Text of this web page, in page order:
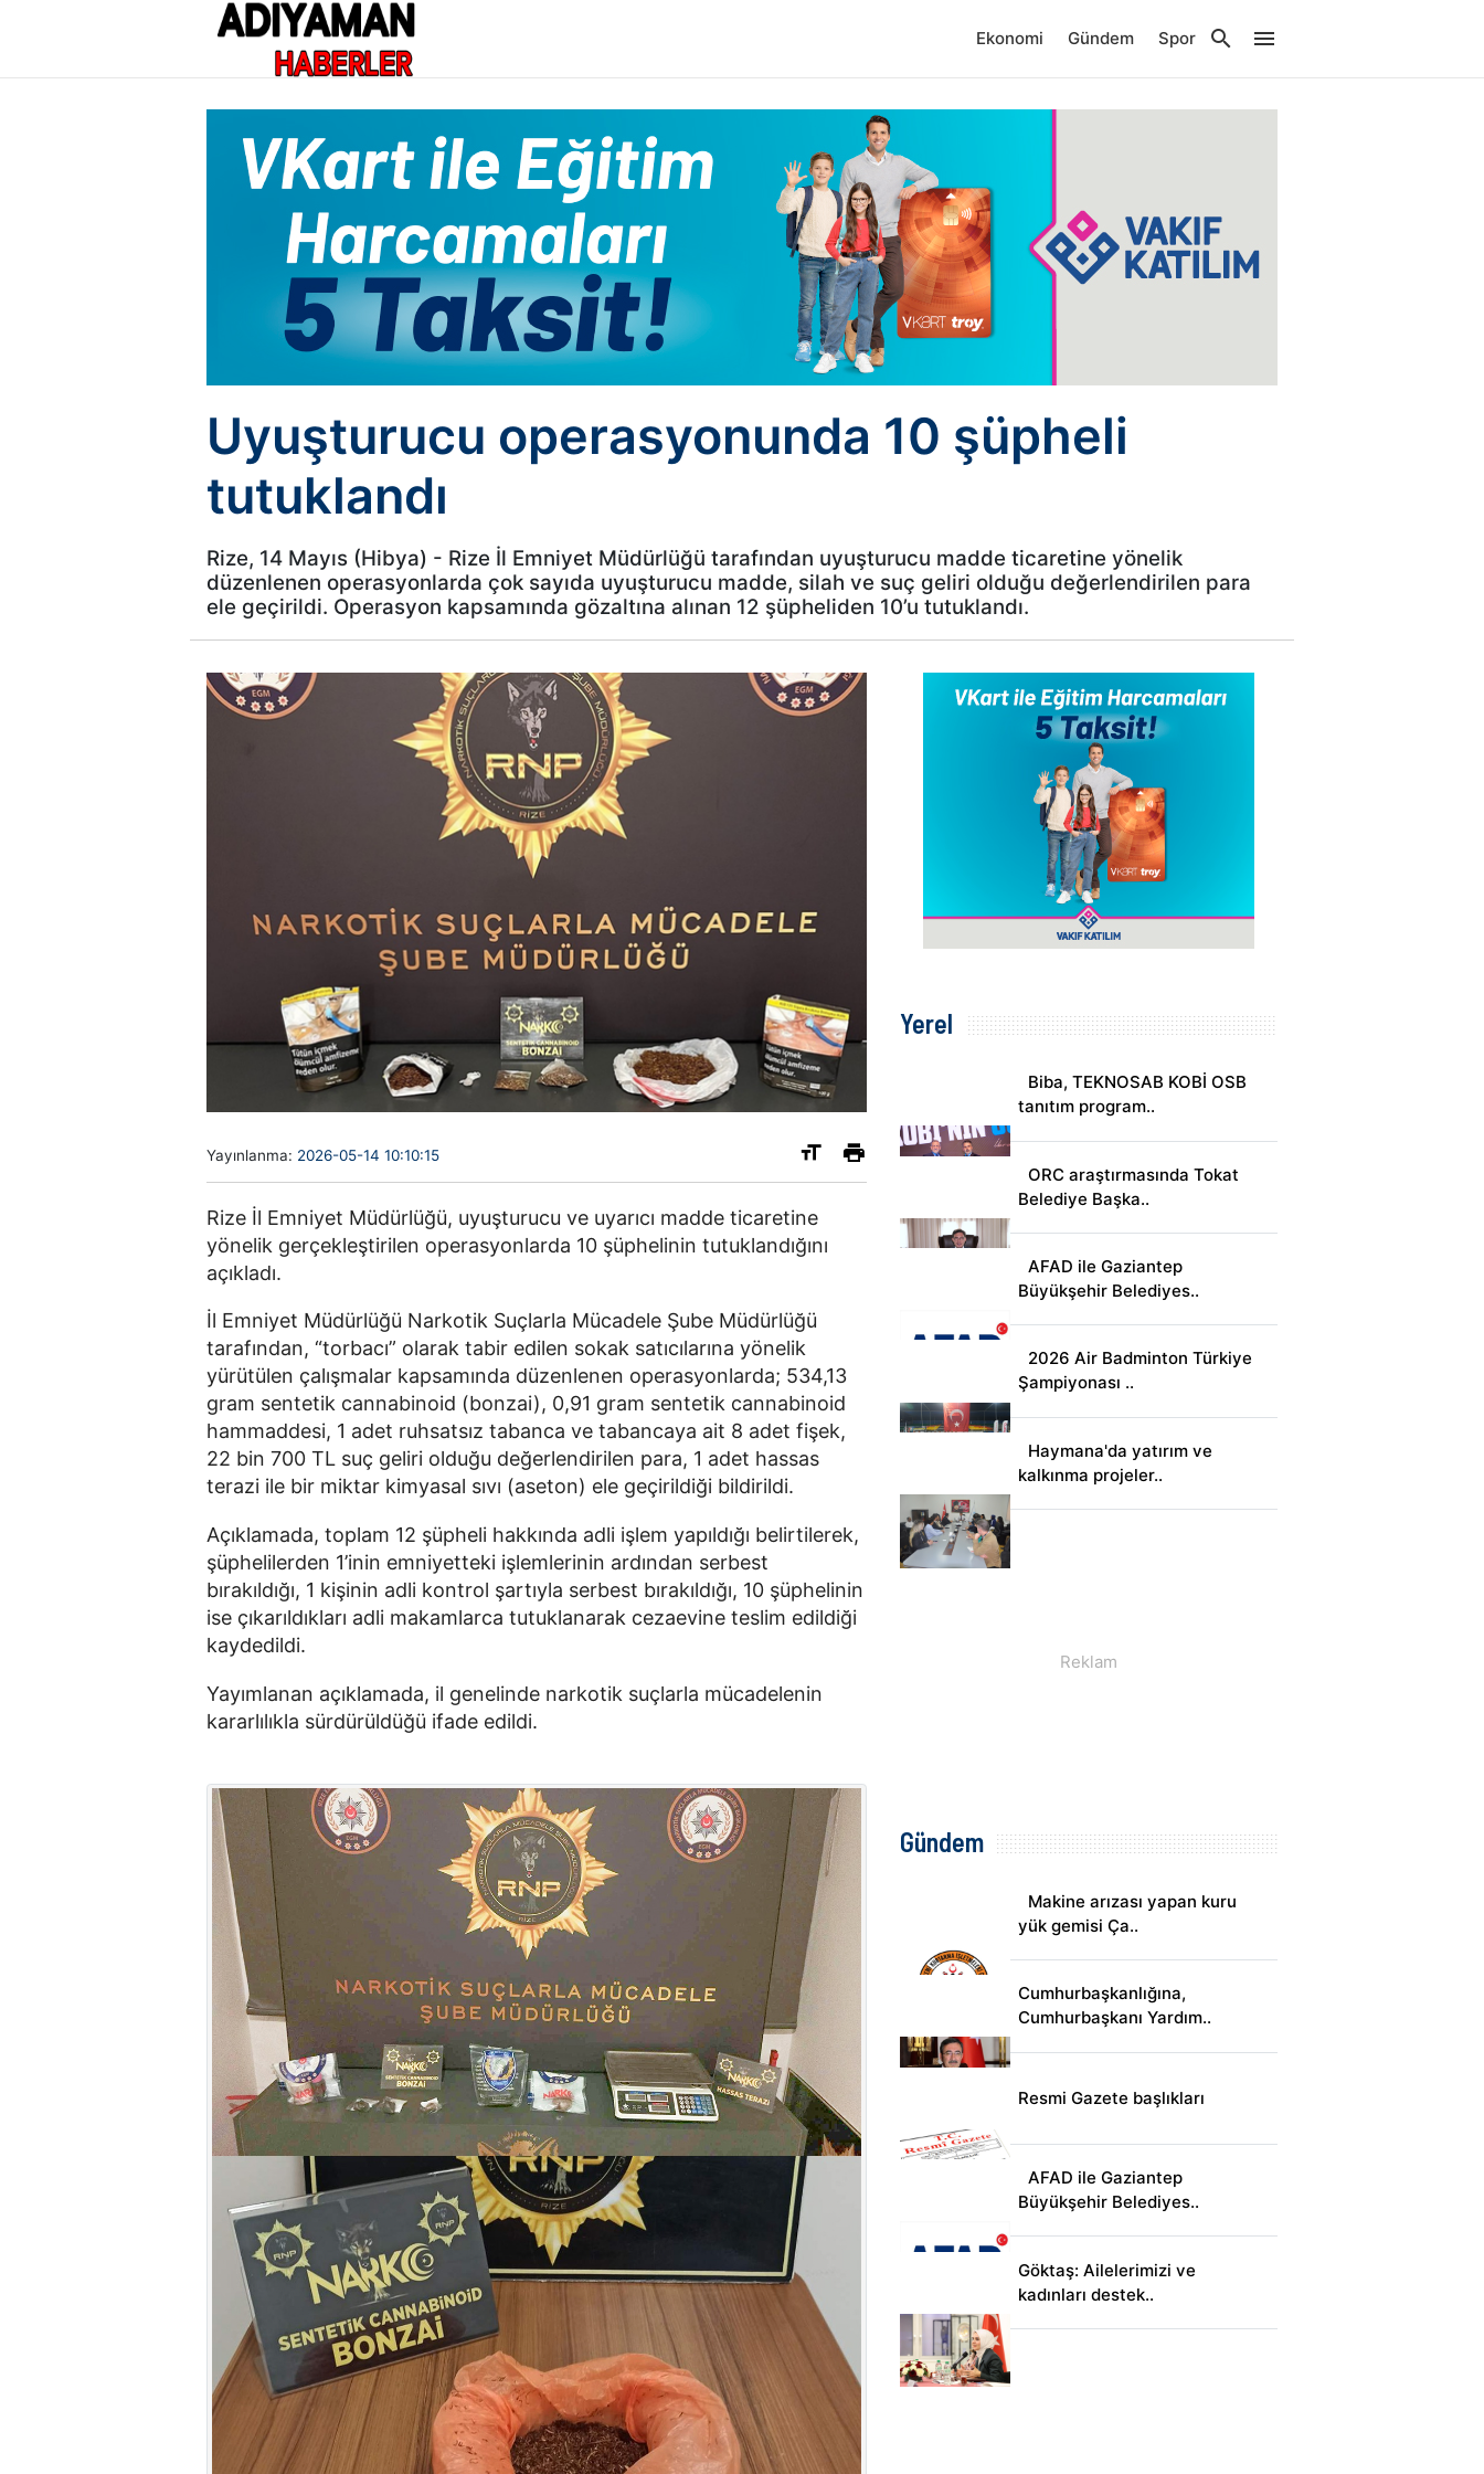
Ekonomi Gündem Spor
Uyuşturucu operasyonunda 10 şüpheli
tutuklandı
Rize, 14 Mayıs (Hibya) - Rize İl Emniyet Müdürlüğü tarafından uyuşturucu madde ticaretine yönelik
düzenlenen operasyonlarda çok sayıda uyuşturucu madde, silah ve suç geliri olduğu değerlendirilen para
ele geçirildi. Operasyon kapsamında gözaltına alınan 12 şüpheliden 10’u tutuklandı.
Yayınlanma: 2026-05-14 10:10:15
Rize İl Emniyet Müdürlüğü, uyuşturucu ve uyarıcı madde ticaretine
yönelik gerçekleştirilen operasyonlarda 10 şüphelinin tutuklandığını
açıkladı.
İl Emniyet Müdürlüğü Narkotik Suçlarla Mücadele Şube Müdürlüğü
tarafından, “torbacı” olarak tabir edilen sokak satıcılarına yönelik
yürütülen çalışmalar kapsamında düzenlenen operasyonlarda; 534,13
gram sentetik cannabinoid (bonzai), 0,91 gram sentetik cannabinoid
hammaddesi, 1 adet ruhsatsız tabanca ve tabancaya ait 8 adet fişek,
22 bin 700 TL suç geliri olduğu değerlendirilen para, 1 adet hassas
terazi ile bir miktar kimyasal sıvı (aseton) ele geçirildiği bildirildi.
Açıklamada, toplam 12 şüpheli hakkında adli işlem yapıldığı belirtilerek,
şüphelilerden 1’inin emniyetteki işlemlerinin ardından serbest
bırakıldığı, 1 kişinin adli kontrol şartıyla serbest bırakıldığı, 10 şüphelinin
ise çıkarıldıkları adli makamlarca tutuklanarak cezaevine teslim edildiği
kaydedildi.
Yayımlanan açıklamada, il genelinde narkotik suçlarla mücadelenin
kararlılıkla sürdürüldüğü ifade edildi.
Yerel
Biba, TEKNOSAB KOBİ OSB
tanıtım program..
ORC araştırmasında Tokat
Belediye Başka..
AFAD ile Gaziantep
Büyükşehir Belediyes..
2026 Air Badminton Türkiye
Şampiyonası ..
Haymana'da yatırım ve
kalkınma projeler..
Gündem
Makine arızası yapan kuru
yük gemisi Ça..
Cumhurbaşkanlığına,
Cumhurbaşkanı Yardım..
Resmi Gazete başlıkları
AFAD ile Gaziantep
Büyükşehir Belediyes..
Göktaş: Ailelerimizi ve
kadınları destek..